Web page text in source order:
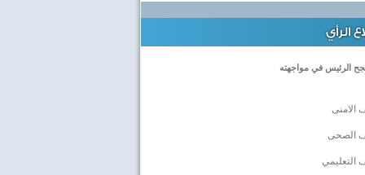
الرأي
الرئيس في مواجهته
الامنى
الصحى
التعليمي